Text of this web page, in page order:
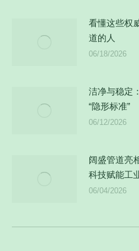
看懂这些权
道的人
06/18/2026
洁净与稳定
“隐形标准”
06/12/2026
阔盛管道亮
科技赋能工
06/04/2026